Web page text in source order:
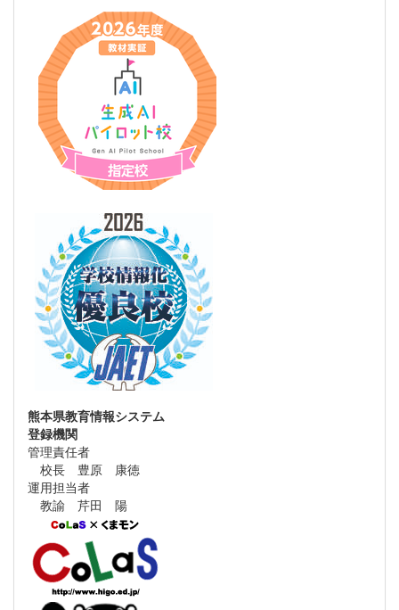
熊本県教育情報システム
登録機関
管理責任者
校長 豊原 康徳
運用担当者
教諭 芹田 陽